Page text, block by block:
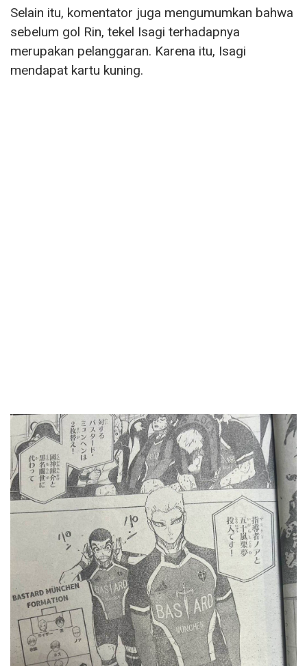
Selain itu, komentator juga mengumumkan bahwa
sebelum gol Rin, tekel Isagi terhadapnya
merupakan pelanggaran. Karena itu, Isagi
mendapat kartu kuning.